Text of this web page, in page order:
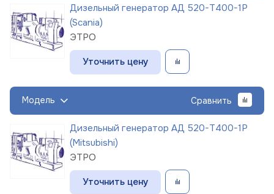
Дизельный генератор АД 520-Т400-1Р
(Scania)
ЭТРО
Уточнить цену
Модель Сравнить
Дизельный генератор АД 520-Т400-1Р
(Mitsubishi)
ЭТРО
Уточнить цену